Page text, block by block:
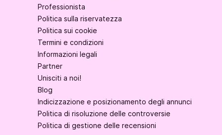
Professionista
Politica sulla riservatezza
Politica sui cookie
Termini e condizioni
Informazioni legali
Partner
Unisciti a noi!
Blog
Indicizzazione e posizionamento degli annunci
Politica di risoluzione delle controversie
Politica di gestione delle recensioni